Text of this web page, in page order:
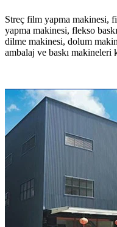
Streç film yapma makinesi,
yapma makinesi, flekso
dilme makinesi, dolum
ambalaj ve baskı makineleri